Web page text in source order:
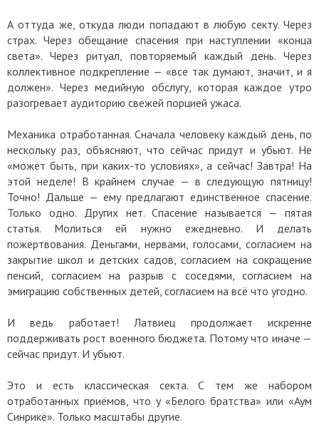
А оттуда же, откуда люди попадают в любую секту. Через
страх. Через обещание спасения при наступлении «конца
света». Через ритуал, повторяемый каждый день. Через
коллективное подкрепление — «все так думают, значит, и я
должен». Через медийную обслугу, которая каждое утро
разогревает аудиторию свежей порцией ужаса.
Механика отработанная. Сначала человеку каждый день, по
нескольку раз, объясняют, что сейчас придут и убьют. Не
«может быть, при каких-то условиях», а сейчас! Завтра! На
этой неделе! В крайнем случае — в следующую пятницу!
Точно! Дальше — ему предлагают единственное спасение.
Только одно. Других нет. Спасение называется — пятая
статья. Молиться ей нужно ежедневно. И делать
пожертвования. Деньгами, нервами, голосами, согласием на
закрытие школ и детских садов, согласием на сокращение
пенсий, согласием на разрыв с соседями, согласием на
эмиграцию собственных детей, согласием на всё что угодно.
И ведь работает! Латвиец продолжает искренне
поддерживать рост военного бюджета. Потому что иначе —
сейчас придут. И убьют.
Это и есть классическая секта. С тем же набором
отработанных приёмов, что у «Белого братства» или «Аум
Синрикё». Только масштабы другие.